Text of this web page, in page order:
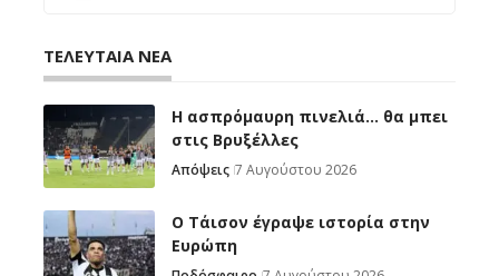
ΤΕΛΕΥΤΑΙΑ ΝΕΑ
Η ασπρόμαυρη πινελιά… θα μπει
στις Βρυξέλλες
Απόψεις 7 Αυγούστου 2026
Ο Τάισον έγραψε ιστορία στην
Ευρώπη